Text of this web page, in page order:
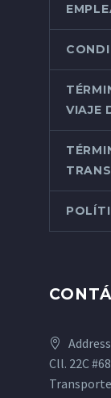
VIAJE
Cll. 22C